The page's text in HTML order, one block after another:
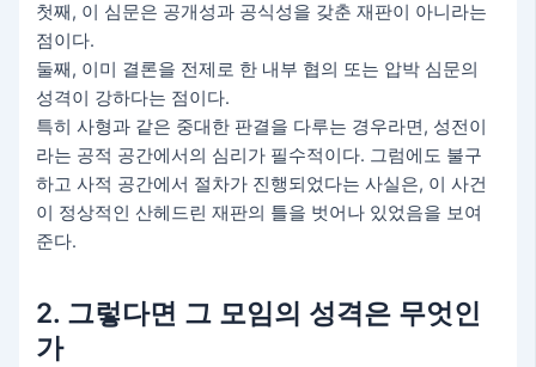
첫째, 이 심문은 공개성과 공식성을 갖춘 재판이 아니라는
점이다.
둘째, 이미 결론을 전제로 한 내부 협의 또는 압박 심문의
성격이 강하다는 점이다.
특히 사형과 같은 중대한 판결을 다루는 경우라면, 성전이
라는 공적 공간에서의 심리가 필수적이다. 그럼에도 불구
하고 사적 공간에서 절차가 진행되었다는 사실은, 이 사건
이 정상적인 산헤드린 재판의 틀을 벗어나 있었음을 보여
준다.
2. 그렇다면 그 모임의 성격은 무엇인
가